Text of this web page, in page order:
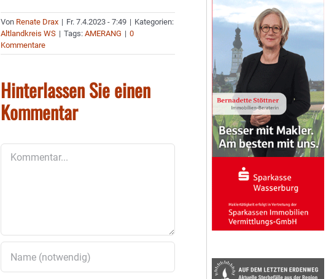
Von Renate Drax | Fr. 7.4.2023 - 7:49 | Kategorien:
Altlandkreis WS | Tags:AMERANG | 0
Kommentare
Hinterlassen Sie einen
Kommentar